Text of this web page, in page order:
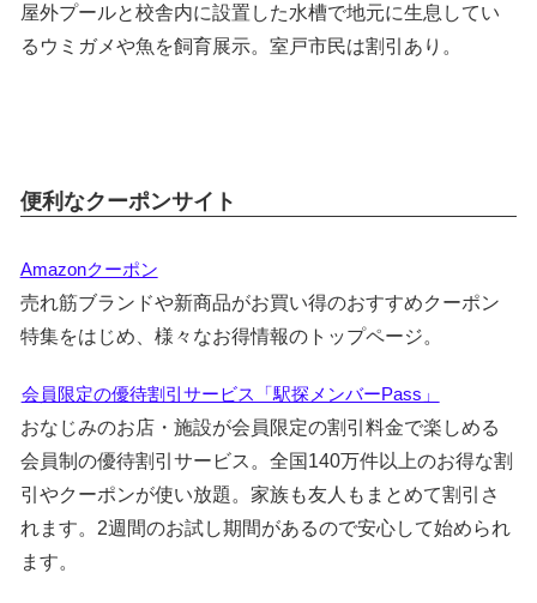
屋外プールと校舎内に設置した水槽で地元に生息してい
るウミガメや魚を飼育展示。室戸市民は割引あり。
便利なクーポンサイト
Amazonクーポン
売れ筋ブランドや新商品がお買い得のおすすめクーポン
特集をはじめ、様々なお得情報のトップページ。
会員限定の優待割引サービス「駅探メンバーPass」
おなじみのお店・施設が会員限定の割引料金で楽しめる
会員制の優待割引サービス。全国140万件以上のお得な割
引やクーポンが使い放題。家族も友人もまとめて割引さ
れます。2週間のお試し期間があるので安心して始められ
ます。